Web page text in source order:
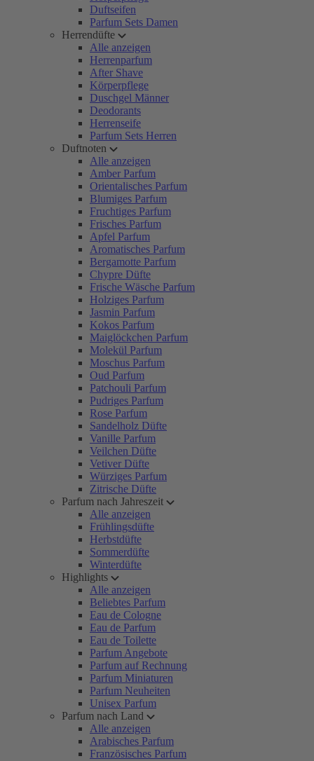
Duftseifen
Parfum Sets Damen
Herrendüfte
Alle anzeigen
Herrenparfum
After Shave
Körperpflege
Duschgel Männer
Deodorants
Herrenseife
Parfum Sets Herren
Duftnoten
Alle anzeigen
Amber Parfum
Orientalisches Parfum
Blumiges Parfum
Fruchtiges Parfum
Frisches Parfum
Apfel Parfum
Aromatisches Parfum
Bergamotte Parfum
Chypre Düfte
Frische Wäsche Parfum
Holziges Parfum
Jasmin Parfum
Kokos Parfum
Maiglöckchen Parfum
Molekül Parfum
Moschus Parfum
Oud Parfum
Patchouli Parfum
Pudriges Parfum
Rose Parfum
Sandelholz Düfte
Vanille Parfum
Veilchen Düfte
Vetiver Düfte
Würziges Parfum
Zitrische Düfte
Parfum nach Jahreszeit
Alle anzeigen
Frühlingsdüfte
Herbstdüfte
Sommerdüfte
Winterdüfte
Highlights
Alle anzeigen
Beliebtes Parfum
Eau de Cologne
Eau de Parfum
Eau de Toilette
Parfum Angebote
Parfum auf Rechnung
Parfum Miniaturen
Parfum Neuheiten
Unisex Parfum
Parfum nach Land
Alle anzeigen
Arabisches Parfum
Französisches Parfum